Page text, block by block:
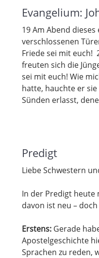
Evangelium:
19 Am Abend
verschlossenen
Friede sei mit euch!
freuten sich die
sei mit euch! Wie
hatte, hauchte er
Sünden erlasst,
Predigt
Liebe Schwestern
In der Predigt heute
davon ist neu –
Erstens: Gerade
Apostelgeschichte
Sprachen zu reden,